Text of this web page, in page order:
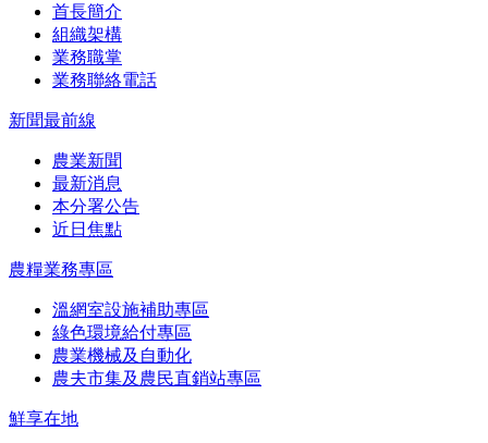
首長簡介
組織架構
業務職掌
業務聯絡電話
新聞最前線
農業新聞
最新消息
本分署公告
近日焦點
農糧業務專區
溫網室設施補助專區
綠色環境給付專區
農業機械及自動化
農夫市集及農民直銷站專區
鮮享在地